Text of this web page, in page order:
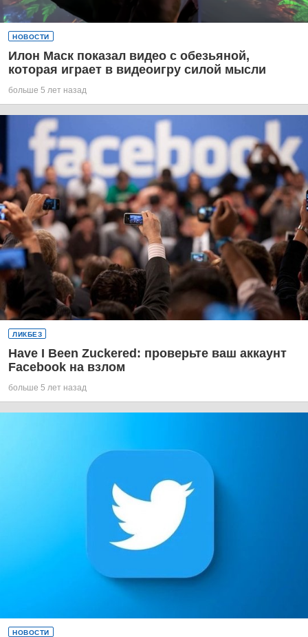
НОВОСТИ
Илон Маск показал видео с обезьяной,
которая играет в видеоигру силой мысли
больше 5 лет назад
ЛИКБЕЗ
Have I Been Zuckered: проверьте ваш аккаунт
Facebook на взлом
больше 5 лет назад
НОВОСТИ